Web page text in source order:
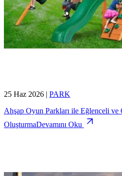
25 Haz 2026 | PARK
Ahşap Oyun Parkları ile Eğlenceli
OluşturmaDevamını Oku